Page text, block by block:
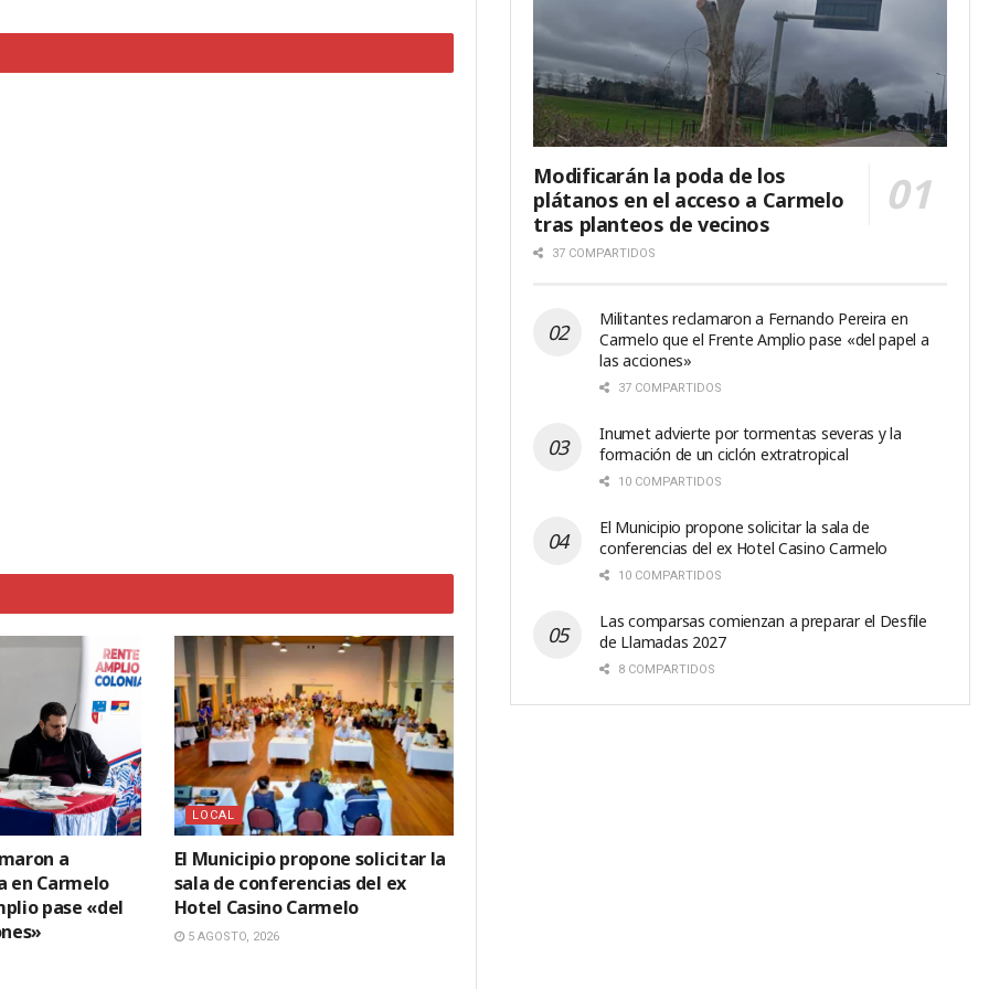
a
en Carmelo
pase «del
LOCAL
El Municipio propone solicitar la
sala de conferencias del ex
Hotel Casino Carmelo
5 AGOSTO, 2026
Modificarán la poda de los
plátanos en el acceso a Carmelo
tras planteos de vecinos
37 COMPARTIDOS
Militantes reclamaron a Fernando Pereira en
Carmelo que el Frente Amplio pase «del papel a
las acciones»
37 COMPARTIDOS
Inumet advierte por tormentas severas y la
formación de un ciclón extratropical
10 COMPARTIDOS
El Municipio propone solicitar la sala de
conferencias del ex Hotel Casino Carmelo
10 COMPARTIDOS
Las comparsas comienzan a preparar el Desfile
de Llamadas 2027
8 COMPARTIDOS